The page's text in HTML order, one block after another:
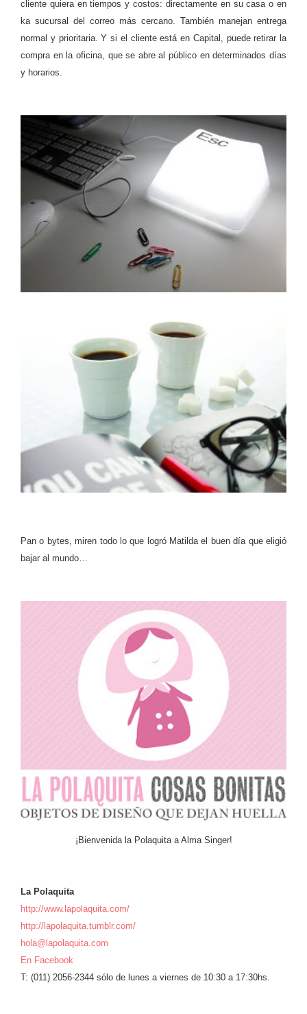
cliente quiera en tiempos y costos: directamente en su casa o en
ka sucursal del correo más cercano. También manejan entrega
normal y prioritaria. Y si el cliente está en Capital, puede retirar la
compra en la oficina, que se abre al público en determinados días
y horarios.
Pan o bytes, miren todo lo que logró Matilda el buen día que eligió
bajar al mundo…
¡Bienvenida la Polaquita a Alma Singer!
La Polaquita
http://www.lapolaquita.com/
http://lapolaquita.tumblr.com/
hola@lapolaquita.com
En Facebook
T: (011) 2056-2344 sólo de lunes a viernes de 10:30 a 17:30hs.